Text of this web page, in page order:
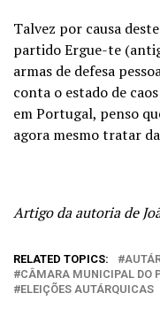
Talvez por causa
partido Ergue-te
armas de defesa
conta o estado de
em Portugal, penso
agora mesmo tratar
Artigo da autoria de
RELATED TOPICS:
CÂMARA MUNICIPAL DO
ELEIÇÕES AUTÁRQUICAS